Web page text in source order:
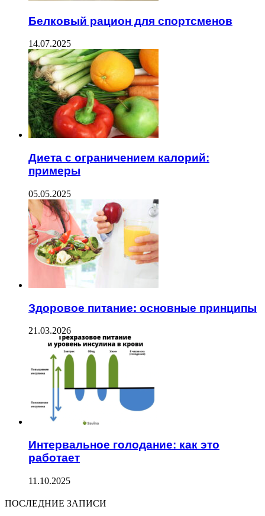
Белковый рацион для спортсменов
14.07.2025
Диета с ограничением калорий:
примеры
05.05.2025
Здоровое питание: основные принципы
21.03.2026
Интервальное голодание: как это
работает
11.10.2025
ПОСЛЕДНИЕ ЗАПИСИ